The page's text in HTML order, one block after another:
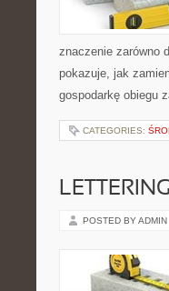
znaczenie zarówno
pokazuje, jak
gospodarkę obiegu
CATEGORIES:
POSTED BY ADMIN